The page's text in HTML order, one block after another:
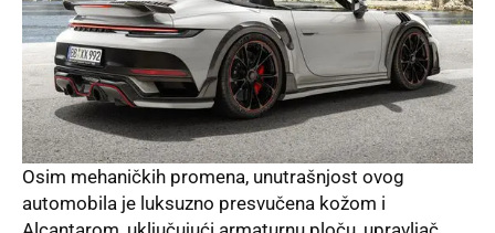
Osim mehaničkih promena, unutrašnjost ovog
automobila je luksuzno presvučena kožom i